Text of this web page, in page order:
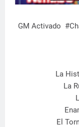
GM Activado
La
La
El